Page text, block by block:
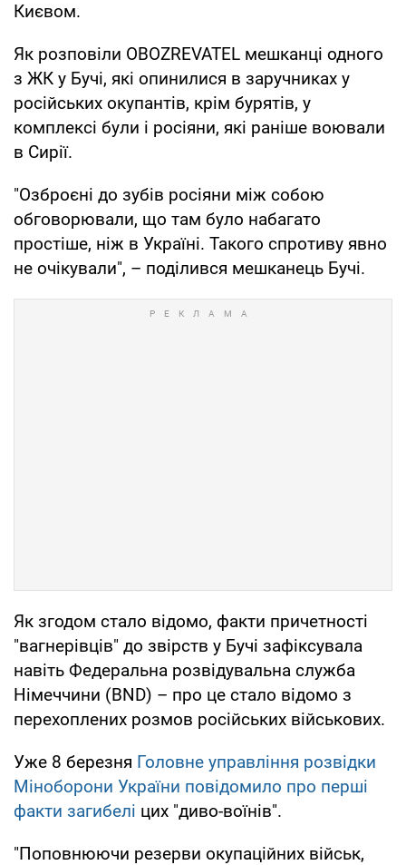
Києвом.
Як розповіли OBOZREVATEL мешканці одного
з ЖК у Бучі, які опинилися в заручниках у
російських окупантів, крім бурятів, у
комплексі були і росіяни, які раніше воювали
в Сирії.
"Озброєні до зубів росіяни між собою
обговорювали, що там було набагато
простіше, ніж в Україні. Такого спротиву явно
не очікували", – поділився мешканець Бучі.
Як згодом стало відомо, факти причетності
"вагнерівців" до звірств у Бучі зафіксувала
навіть Федеральна розвідувальна служба
Німеччини (BND) – про це стало відомо з
перехоплених розмов російських військових.
Уже 8 березня Головне управління розвідки
Міноборони України повідомило про перші
факти загибелі цих "диво-воїнів".
"Поповнюючи резерви окупаційних військ,